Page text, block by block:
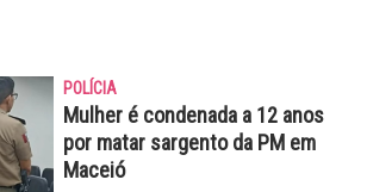
POLÍCIA
Mulher é condenada a 12 anos
por matar sargento da PM em
Maceió